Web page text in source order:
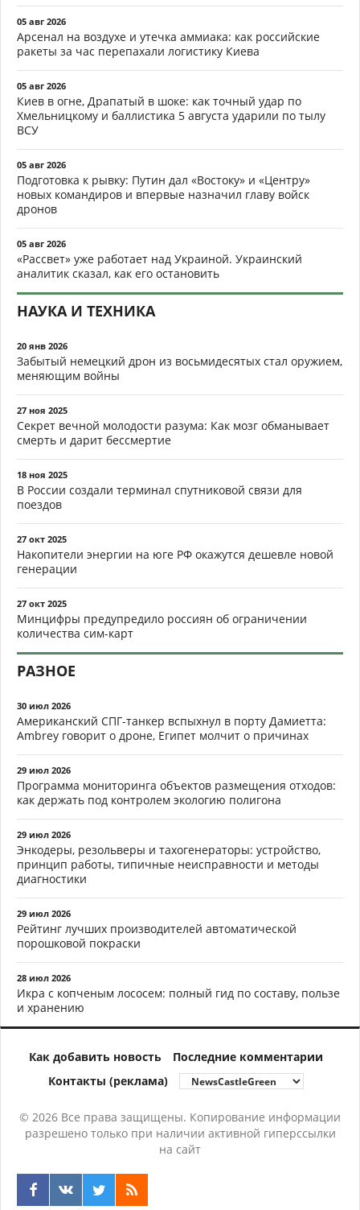
05 авг 2026
Арсенал на воздухе и утечка аммиака: как российские
ракеты за час перепахали логистику Киева
05 авг 2026
Киев в огне, Драпатый в шоке: как точный удар по
Хмельницкому и баллистика 5 августа ударили по тылу
ВСУ
05 авг 2026
Подготовка к рывку: Путин дал «Востоку» и «Центру»
новых командиров и впервые назначил главу войск
дронов
05 авг 2026
«Рассвет» уже работает над Украиной. Украинский
аналитик сказал, как его остановить
НАУКА И ТЕХНИКА
20 янв 2026
Забытый немецкий дрон из восьмидесятых стал оружием,
меняющим войны
27 ноя 2025
Секрет вечной молодости разума: Как мозг обманывает
смерть и дарит бессмертие
18 ноя 2025
В России создали терминал спутниковой связи для
поездов
27 окт 2025
Накопители энергии на юге РФ окажутся дешевле новой
генерации
27 окт 2025
Минцифры предупредило россиян об ограничении
количества сим-карт
РАЗНОЕ
30 июл 2026
Американский СПГ-танкер вспыхнул в порту Дамиетта:
Ambrey говорит о дроне, Египет молчит о причинах
29 июл 2026
Программа мониторинга объектов размещения отходов:
как держать под контролем экологию полигона
29 июл 2026
Энкодеры, резольверы и тахогенераторы: устройство,
принцип работы, типичные неисправности и методы
диагностики
29 июл 2026
Рейтинг лучших производителей автоматической
порошковой покраски
28 июл 2026
Икра с копченым лососем: полный гид по составу, пользе
и хранению
Как добавить новость
Последние комментарии
Контакты (реклама)
© 2026 Все права защищены. Копирование информации
разрешено только при наличии активной гиперссылки
на сайт